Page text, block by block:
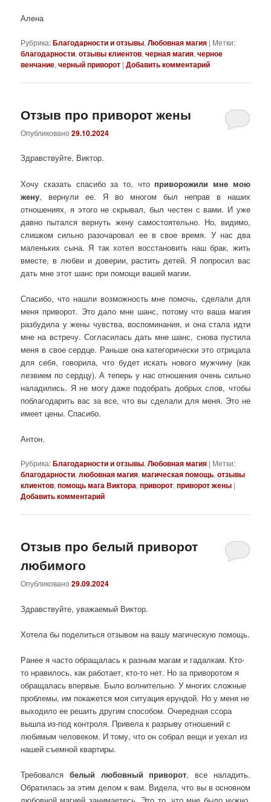
Алена
Рубрика:Благодарности и отзывы,Любовная магия | Метки:
благодарности,отзывы клиентов,черная магия,черное
венчание,черный приворот |Добавить комментарий
Отзыв про приворот жены
Опубликовано29.10.2024
Здравствуйте, Виктор.
Хочу сказать спасибо за то, что приворожили мне мою
жену, вернули ее. Я во многом был неправ в наших
отношениях, я этого не скрывал, был честен с вами. И уже
давно пытался вернуть жену самостоятельно. Но, видимо,
слишком сильно разочаровал ее в свое время. У нас два
маленьких сына. Я так хотел восстановить наш брак, жить
вместе, в любви и доверии, растить детей. Я попросил вас
дать мне этот шанс при помощи вашей магии.
Спасибо, что нашли возможность мне помочь, сделали для
меня приворот. Это дало мне шанс, потому что ваша магия
разбудила у жены чувства, воспоминания, и она стала идти
мне на встречу. Согласилась дать мне шанс, снова пустила
меня в свое сердце. Раньше она категорически это отрицала
для себя, говорила, что будет искать нового мужчину (как
лезвием по сердцу). А теперь у нас отношения очень сильно
наладились. Я не могу даже подобрать добрых слов, чтобы
поблагодарить вас за все, что вы сделали для меня. Это не
имеет цены. Спасибо.
Антон.
Рубрика:Благодарности и отзывы,Любовная магия | Метки:
благодарности,любовная магия,магическая помощь,отзывы
клиентов,помощь мага Виктора,приворот,приворот жены |
Добавить комментарий
Отзыв про белый приворот
любимого
Опубликовано29.09.2024
Здравствуйте, уважаемый Виктор.
Хотела бы поделиться отзывом на вашу магическую помощь.
Ранее я часто обращалась к разным магам и гадалкам. Кто-
то нравилось, как работает, кто-то нет. Но за приворотом я
обращалась впервые. Было волнительно. У многих сложные
проблемы, им покажется моя ситуация ерундой. Но у меня не
выходило ее решить другим способом. Очередная ссора
вышла из-под контроля. Привела к разрыву отношений с
любимым человеком. И тому, что он собрал вещи и уехал из
нашей съемной квартиры.
Требовался белый любовный приворот, все наладить.
Обратилась за этим делом к вам. Видела, что вы в основном